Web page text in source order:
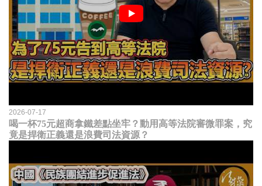
2026-07-17
喝一杯75元超商拿鐵差點坐牢？動用高等法院審微罪案，究
竟是捍衛正義還是浪費司法資源？